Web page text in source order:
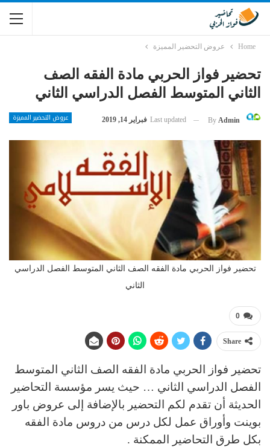
Home عروض التحضير المميزة
تحضير فواز الحربي مادة الفقه الصف
الثاني المتوسط الفصل الدراسي الثاني
عروض التحضير المميزة By Admin
Last updated فبراير 14, 2019
تحضير فواز الحربي مادة الفقه الصف الثاني المتوسط الفصل الدراسي
الثاني
0
Share
تحضير فواز الحربي مادة الفقه الصف الثاني المتوسط
الفصل الدراسي الثاني … حيث يسر مؤسسة التحاضير
الحديثة أن تقدم لكم التحضير بالإضافة إلى عروض باور
بوينت وأوراق عمل لكل درس من دروس مادة الفقه
بكل طرق التحاضير الممكنة .